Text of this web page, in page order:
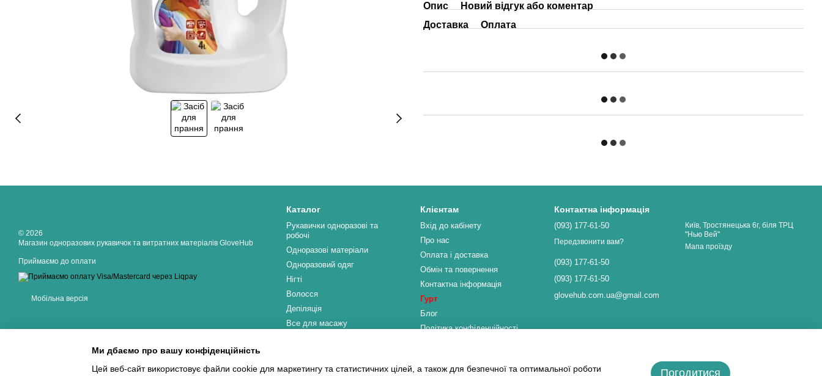
Опис
Новий відгук або коментар
Доставка
Оплата
© 2026
Магазин одноразових рукавичок та витратних матеріалів GloveHub
Приймаємо до оплати
Мобільна версія
Каталог
Рукавички одноразові та
робочі
Одноразові матеріали
Одноразовий одяг
Нігті
Волосся
Депіляція
Все для масажу
Стоматологія і Медицина
Клієнтам
Вхід до кабінету
Про нас
Оплата і доставка
Обмін та повернення
Контактна інформація
Гурт
Блог
Політика конфіденційності
Контактна інформація
(093) 177-61-50
Передзвонити вам?
(093) 177-61-50
(093) 177-61-50
glovehub.com.ua@gmail.com
Київ, Тростянецька 6г, біля ТРЦ
"Нью Вей"
Мапа проїзду
Ми дбаємо про вашу конфіденційність
Цей веб-сайт використовує файли cookie для маркетингу та статистичних цілей, а також для безпечної та оптимальної роботи
Погодитися